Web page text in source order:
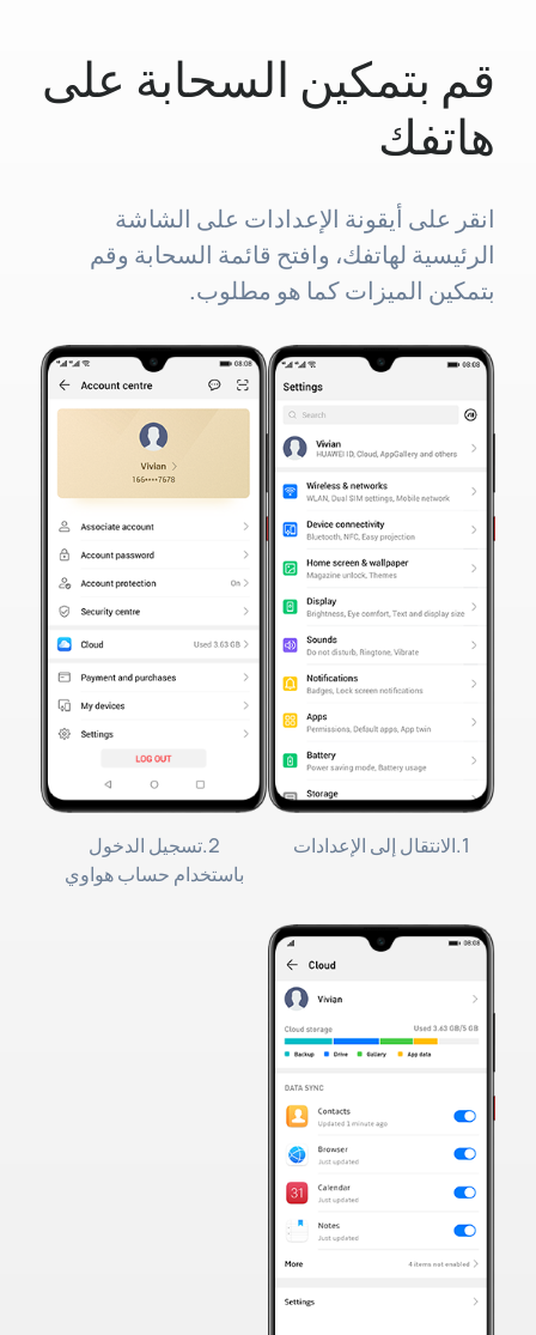
قم بتمكين السحابة على
هاتفك
انقر على أيقونة الإعدادات على الشاشة
الرئيسية لهاتفك، وافتح قائمة السحابة وقم
بتمكين الميزات كما هو مطلوب.
1.الانتقال إلى الإعدادات
2.تسجيل الدخول
باستخدام حساب هواوي